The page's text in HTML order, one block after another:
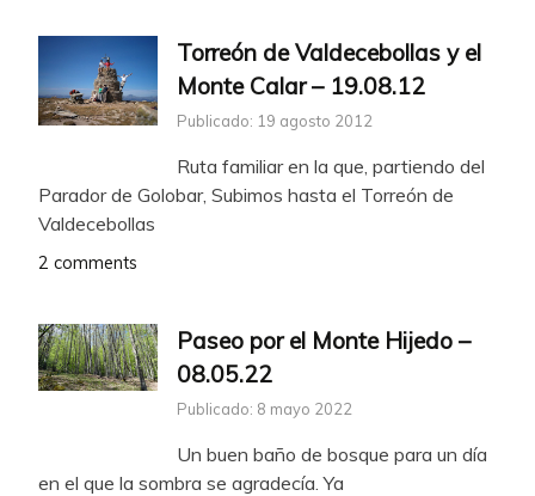
Torreón de Valdecebollas y el
Monte Calar – 19.08.12
Publicado: 19 agosto 2012
Ruta familiar en la que, partiendo del
Parador de Golobar, Subimos hasta el Torreón de
Valdecebollas
2 comments
Paseo por el Monte Hijedo –
08.05.22
Publicado: 8 mayo 2022
Un buen baño de bosque para un día
en el que la sombra se agradecía. Ya